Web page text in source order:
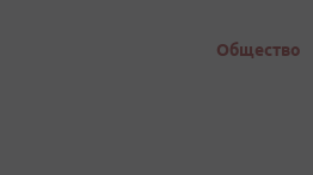
Общество